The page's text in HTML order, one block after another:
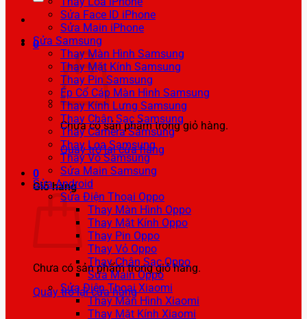
0
Chưa có sản phẩm trong giỏ hàng.
Quay trở lại cửa hàng
0
Giỏ hàng
Chưa có sản phẩm trong giỏ hàng.
Quay trở lại cửa hàng
Sửa Face ID iPhone
Sửa Main iPhone
Sửa Samsung
Thay Màn Hình Samsung
Thay Mặt Kính Samsung
Thay Pin Samsung
Ép Cổ Cáp Màn Hình Samsung
Thay Kính Lưng Samsung
Thay Chân Sạc Samsung
Thay Camera Samsung
Thay Loa Samsung
Thay Vỏ Samsung
Sửa Main Samsung
Sửa Android
Sửa Điện Thoại Oppo
Thay Màn Hình Oppo
Thay Mặt Kính Oppo
Thay Pin Oppo
Thay Vỏ Oppo
Thay Chân Sạc Oppo
Sửa Main Oppo
Sửa Điện Thoại Xiaomi
Thay Màn Hình Xiaomi
Thay Mặt Kính Xiaomi